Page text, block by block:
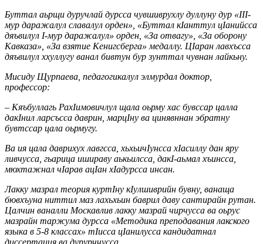
Буттал аьрщи дуручлай дурсса чувшиврухлу дуллуну дур «III-
мур даражалул славалул орден», «Буттал кIанттул цIанийсса
дяъвилул I-мур даражалул» орден, «За отвагу», «За оборону
Кавказа», «За взятие Кенигсберга» медаллу. ЦIаран лавхъсса
дяъвилул ххуллугу ванал бивтун бур зунттал чувнан лайкьну.
Мисиду Щурпаева, педагогикалул элмурдал доктор,
профессор:
– Кяъбуллагь РахIимовичлул щала оьрму хас бувссар цалла
дакIнил ларсъсса даврин, марцIну ва цинявннан эбратну
бувтссар цала оьрмугу.
Ва ия цала даврихух лавгсса, хьхьичIунсса хIасиллу дан яру
ливчусса, гьарица ишираву аькьилсса, дакI-аьмал хъинсса,
мюхтажнал чIарав ацIан хIадурсса инсан.
Лакку мазрал теория куртIну кIулшиврийн бувну, ванаща
бювхъуна ниттил маз лахьхьин баврил даву сантирайн рутан.
Цалчин ваналли Москавлив лакку мазрай чирчусса ва оьрус
мазрайн таржума дурсса «Методика преподавания лакского
языка в 5-8 классах» тIисса цIанилусса кандидатнал
диссертация ва дурурччусса.